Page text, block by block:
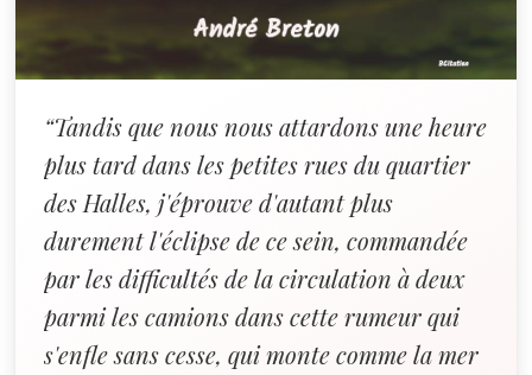
“Tandis que nous nous attardons une heure
plus tard dans les petites rues du quartier
des Halles, j'éprouve d'autant plus
durement l'éclipse de ce sein, commandée
par les difficultés de la circulation à deux
parmi les camions dans cette rumeur qui
s'enfle sans cesse, qui monte comme la mer